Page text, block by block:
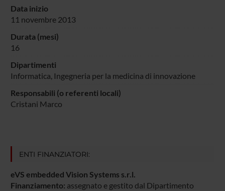
Data inizio
11 novembre 2013
Durata (mesi)
16
Dipartimenti
Informatica, Ingegneria per la medicina di innovazione
Responsabili (o referenti locali)
Cristani Marco
ENTI FINANZIATORI:
eVS embedded Vision Systems s.r.l.
Finanziamento: assegnato e gestito dal Dipartimento